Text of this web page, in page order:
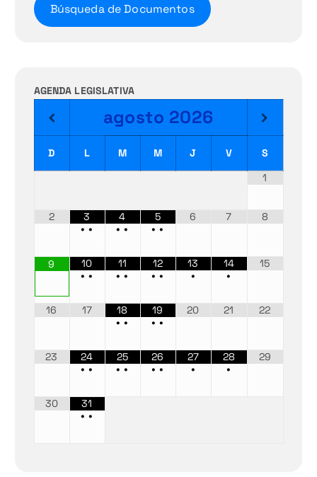
Búsqueda de Documentos
AGENDA LEGISLATIVA
agosto 2026
D L M M J V
S
1
2
3
••
4
••
5
••
6 7 8
9
10
••
11
••
12
••
13
•
14
•
15
16 17
18
••
19
••
20 21 22
23
24
••
25
••
26
••
27
•
28
•
29
30
31
••